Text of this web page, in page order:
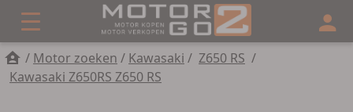
/ Motor zoeken / Kawasaki / Z650 RS /
Kawasaki Z650RS Z650 RS